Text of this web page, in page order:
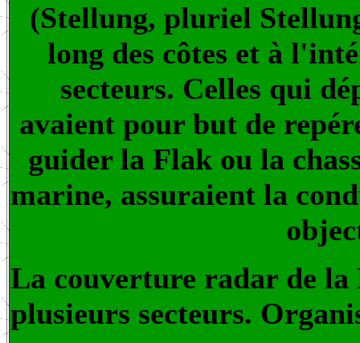
(Stellung, pluriel
long des côtes et à
secteurs. Celles qui
avaient pour but de
guider la Flak ou la
marine, assuraient la
La couverture radar de
plusieurs secteurs.